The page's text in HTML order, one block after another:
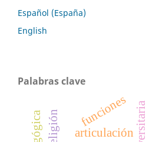
Español (España)
English
Palabras clave
articulación
religión funciones